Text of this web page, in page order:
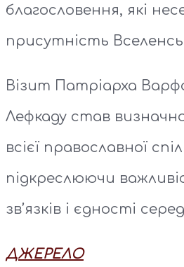
благословення, які
присутність
Візит Патріарха
Лефкаду став
всієї православної
підкреслюючи
зв’язків і єдності
ДЖЕРЕЛО